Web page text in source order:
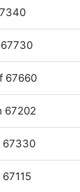
67660
67202
67330